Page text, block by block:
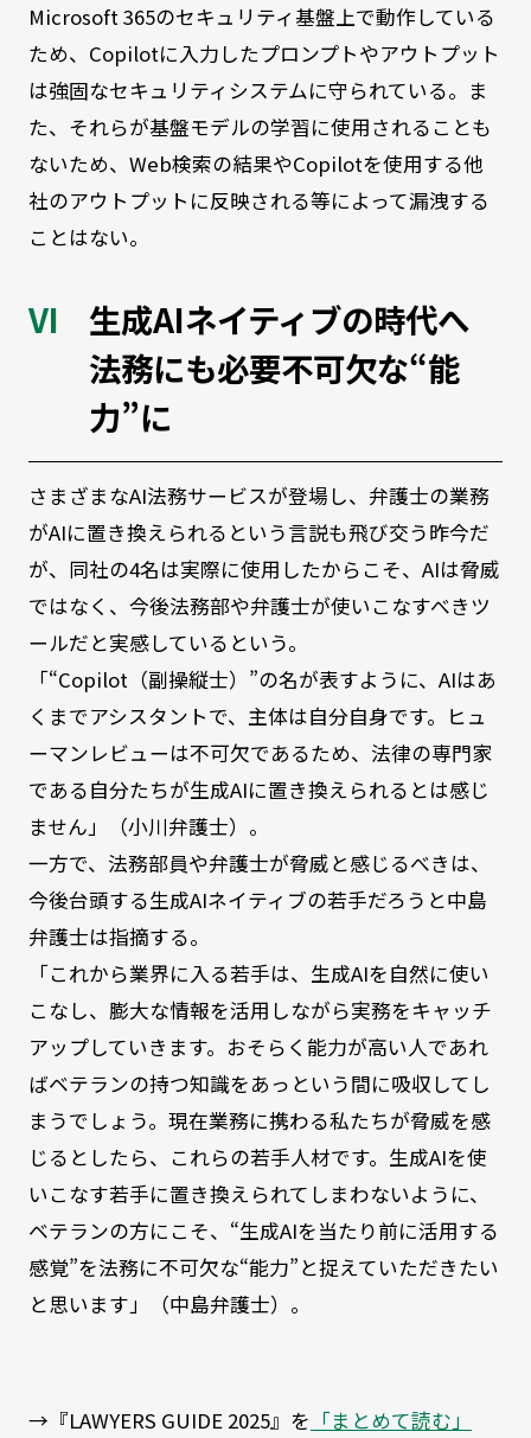
Microsoft 365のセキュリティ基盤上で動作している
ため、Copilotに入力したプロンプトやアウトプット
は強固なセキュリティシステムに守られている。ま
た、それらが基盤モデルの学習に使用されることも
ないため、Web検索の結果やCopilotを使用する他
社のアウトプットに反映される等によって漏洩する
ことはない。
生成AIネイティブの時代へ
法務にも必要不可欠な“能
力”に
さまざまなAI法務サービスが登場し、弁護士の業務
がAIに置き換えられるという言説も飛び交う昨今だ
が、同社の4名は実際に使用したからこそ、AIは脅威
ではなく、今後法務部や弁護士が使いこなすべきツ
ールだと実感しているという。
「“Copilot（副操縦士）”の名が表すように、AIはあ
くまでアシスタントで、主体は自分自身です。ヒュ
ーマンレビューは不可欠であるため、法律の専門家
である自分たちが生成AIに置き換えられるとは感じ
ません」（小川弁護士）。
一方で、法務部員や弁護士が脅威と感じるべきは、
今後台頭する生成AIネイティブの若手だろうと中島
弁護士は指摘する。
「これから業界に入る若手は、生成AIを自然に使い
こなし、膨大な情報を活用しながら実務をキャッチ
アップしていきます。おそらく能力が高い人であれ
ばベテランの持つ知識をあっという間に吸収してし
まうでしょう。現在業務に携わる私たちが脅威を感
じるとしたら、これらの若手人材です。生成AIを使
いこなす若手に置き換えられてしまわないように、
ベテランの方にこそ、“生成AIを当たり前に活用する
感覚”を法務に不可欠な“能力”と捉えていただきたい
と思います」（中島弁護士）。
→『LAWYERS GUIDE 2025』を 「まとめて読む」